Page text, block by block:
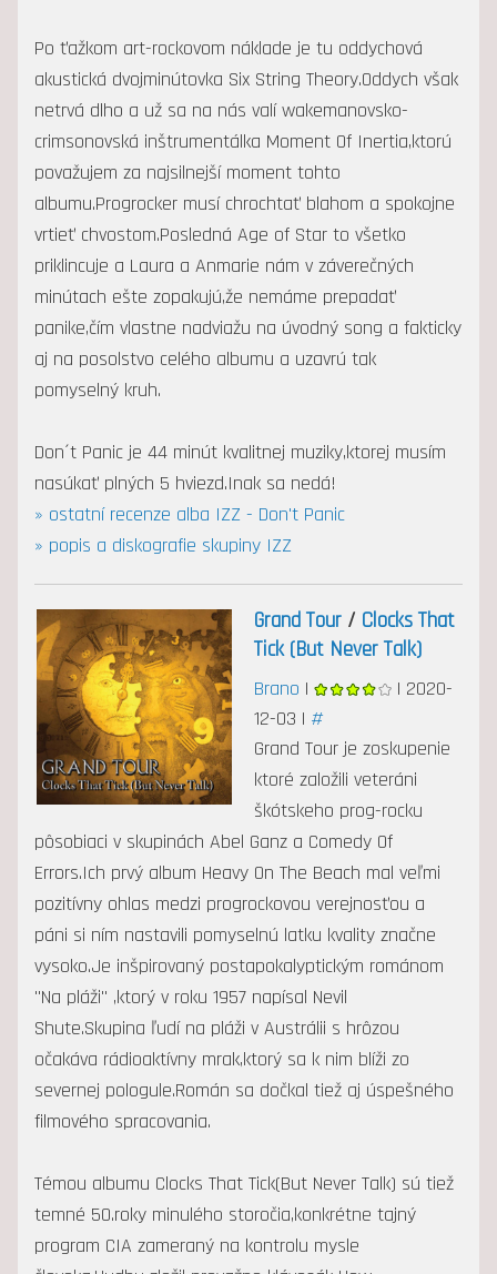
Po ťažkom art-rockovom náklade je tu oddychová
akustická dvojminútovka Six String Theory.Oddych však
netrvá dlho a už sa na nás valí wakemanovsko-
crimsonovská inštrumentálka Moment Of Inertia,ktorú
považujem za najsilnejší moment tohto
albumu.Progrocker musí chrochtať blahom a spokojne
vrtieť chvostom.Posledná Age of Star to všetko
priklincuje a Laura a Anmarie nám v záverečných
minútach ešte zopakujú,že nemáme prepadať
panike,čím vlastne nadviažu na úvodný song a fakticky
aj na posolstvo celého albumu a uzavrú tak
pomyselný kruh.
Don´t Panic je 44 minút kvalitnej muziky,ktorej musím
nasúkať plných 5 hviezd.Inak sa nedá!
» ostatní recenze alba IZZ - Don't Panic
» popis a diskografie skupiny IZZ
Grand Tour/ Clocks That
Tick (But Never Talk)
Brano |
| 2020-
12-03 | #
Grand Tour je zoskupenie
ktoré založili veteráni
škótskeho prog-rocku
pôsobiaci v skupinách Abel Ganz a Comedy Of
Errors.Ich prvý album Heavy On The Beach mal veľmi
pozitívny ohlas medzi progrockovou verejnosťou a
páni si ním nastavili pomyselnú latku kvality značne
vysoko.Je inšpirovaný postapokalyptickým románom
"Na pláži" ,ktorý v roku 1957 napísal Nevil
Shute.Skupina ľudí na pláži v Austrálii s hrôzou
očakáva rádioaktívny mrak,ktorý sa k nim blíži zo
severnej pologule.Román sa dočkal tiež aj úspešného
filmového spracovania.
Témou albumu Clocks That Tick(But Never Talk) sú tiež
temné 50.roky minulého storočia,konkrétne tajný
program CIA zameraný na kontrolu mysle